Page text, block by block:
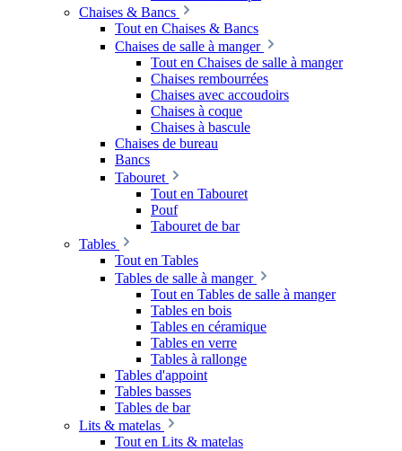
Chaises & Bancs
Tout en Chaises & Bancs
Chaises de salle à manger
Tout en Chaises de salle à manger
Chaises rembourrées
Chaises avec accoudoirs
Chaises à coque
Chaises à bascule
Chaises de bureau
Bancs
Tabouret
Tout en Tabouret
Pouf
Tabouret de bar
Tables
Tout en Tables
Tables de salle à manger
Tout en Tables de salle à manger
Tables en bois
Tables en céramique
Tables en verre
Tables à rallonge
Tables d'appoint
Tables basses
Tables de bar
Lits & matelas
Tout en Lits & matelas